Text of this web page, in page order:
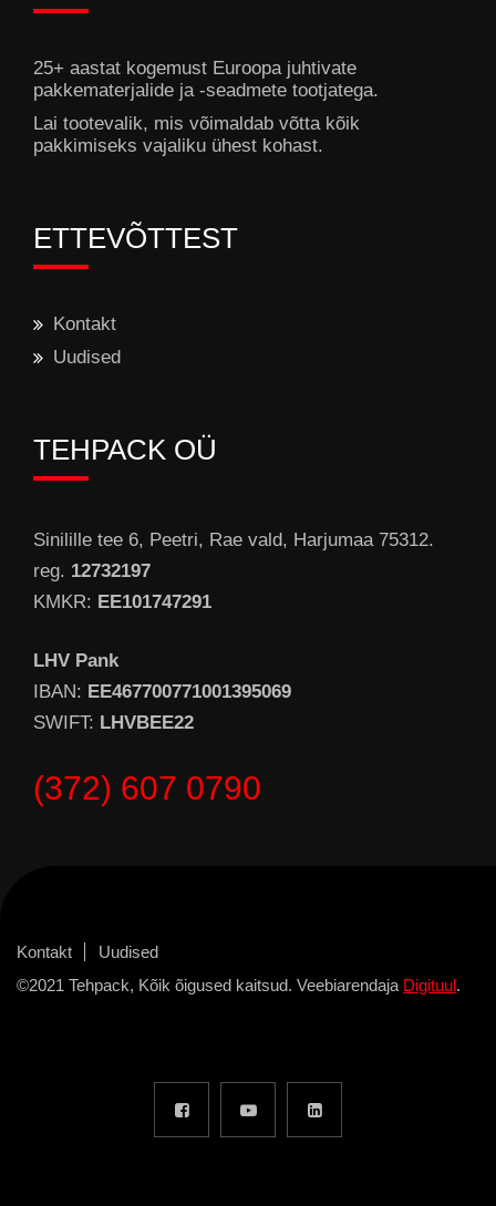
25+ aastat kogemust Euroopa juhtivate
pakkematerjalide ja -seadmete tootjatega.
Lai tootevalik, mis võimaldab võtta kõik
pakkimiseks vajaliku ühest kohast.
ETTEVÕTTEST
Kontakt
Uudised
TEHPACK OÜ
Sinilille tee 6, Peetri, Rae vald, Harjumaa 75312.
reg. 12732197
KMKR: EE101747291
LHV Pank
IBAN: EE467700771001395069
SWIFT: LHVBEE22
(372) 607 0790
Kontakt
Uudised
©2021 Tehpack, Kõik õigused kaitsud. Veebiarendaja Digituul.